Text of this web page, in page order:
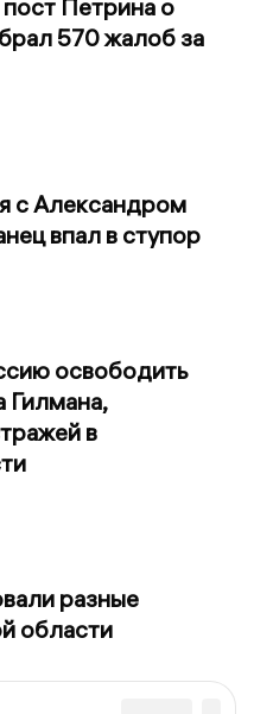
Петрина о
570 жалоб за
с Александром
впал в ступор
освободить
Гилмана,
в
разные
области